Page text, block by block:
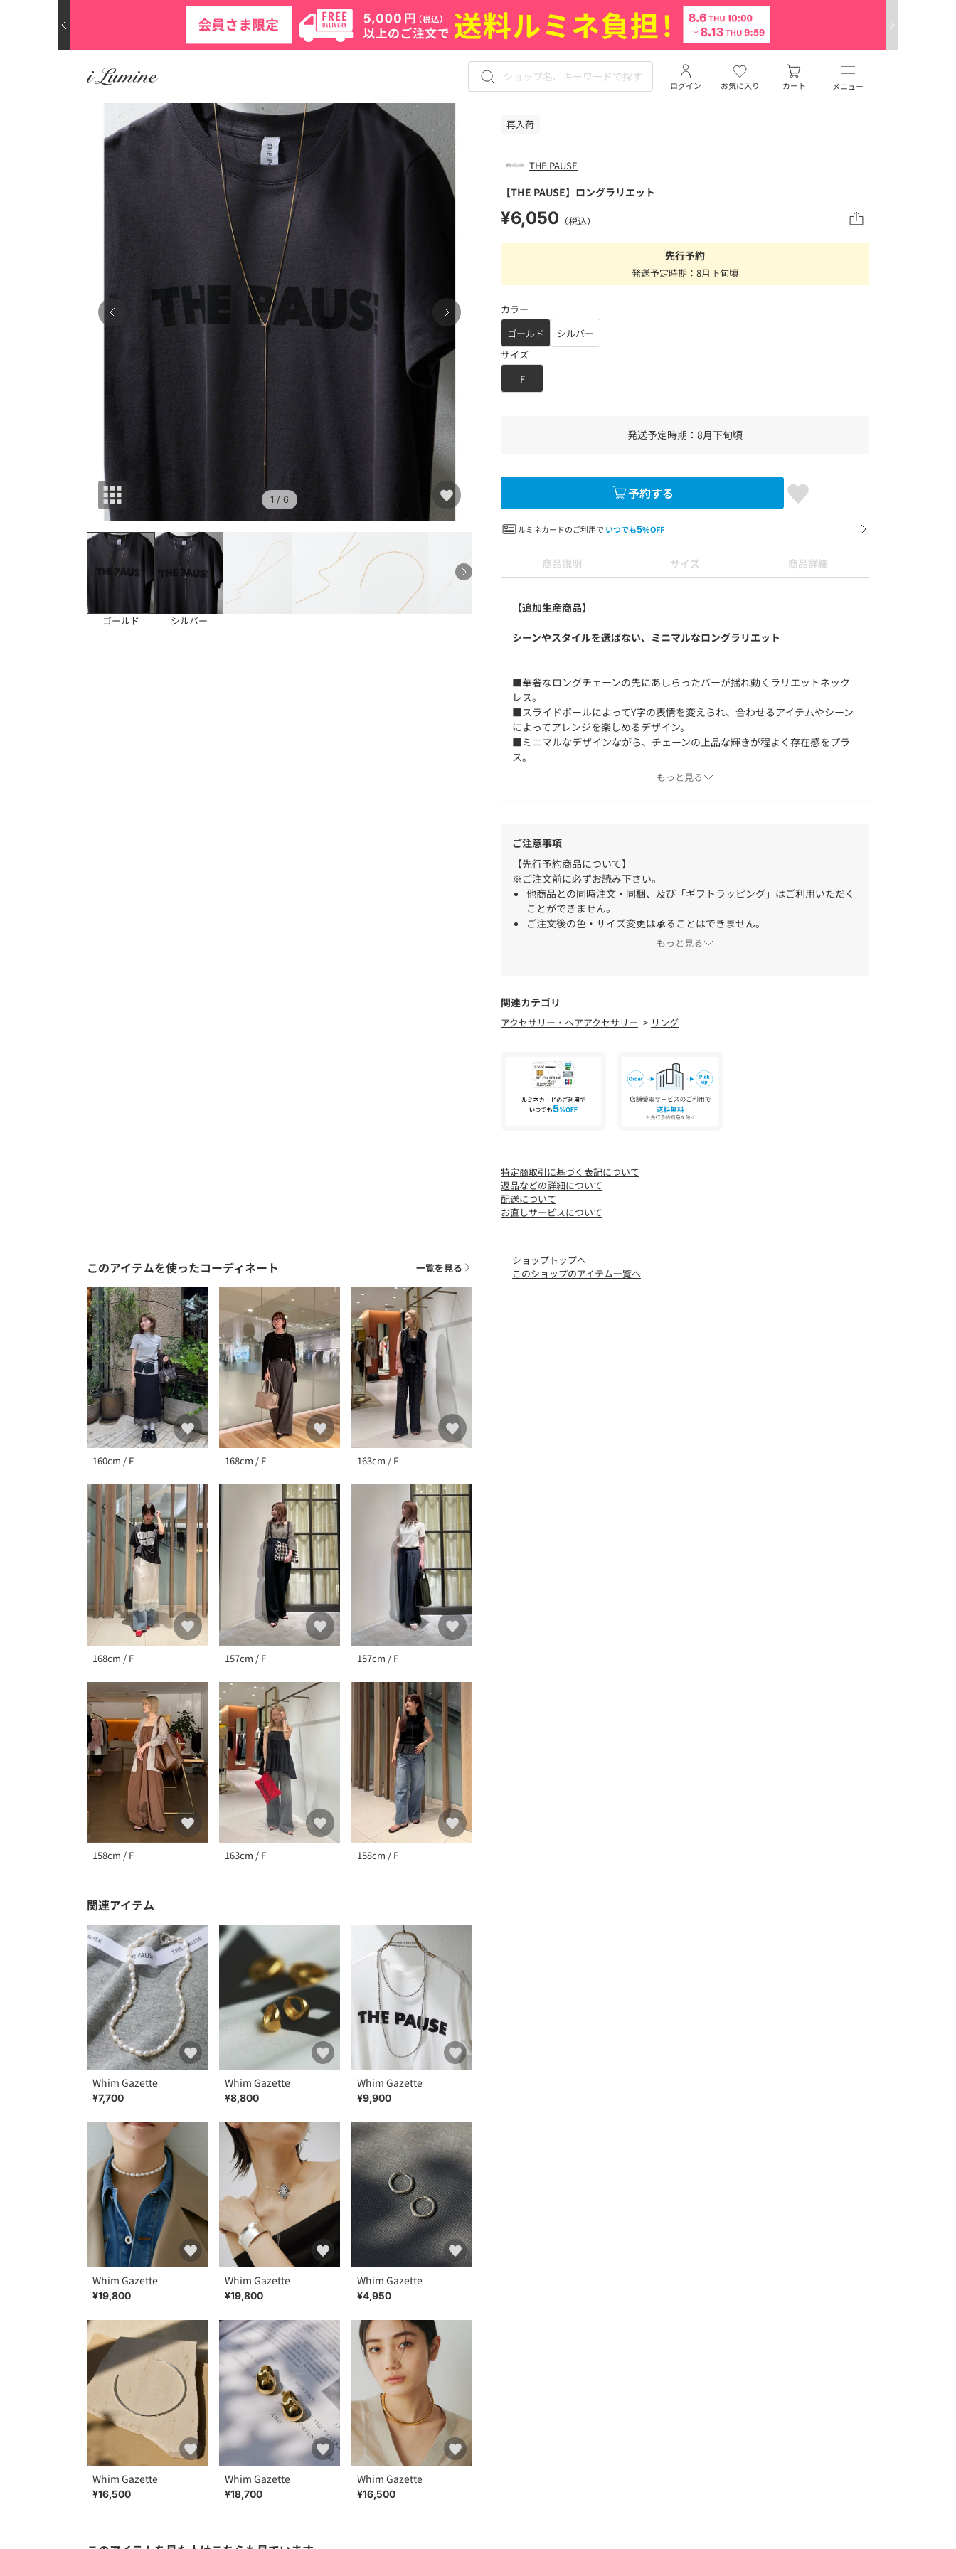
メニュー
お気に入り
ログイン カート
再入荷
1 / 6
ゴールド シルバー
THE PAUSE
【THE PAUSE】ロングラリエット
¥6,050 （税込）
先行予約
発送予定時期：8月下旬頃
カラー
ゴールド
シルバー
サイズ
F
発送予定時期：8月下旬頃
予約する
ルミネカードのご利用で いつでも5%OFF
商品説明 サイズ 商品詳細
【追加生産商品】
シーンやスタイルを選ばない、ミニマルなロングラリエット
■華奢なロングチェーンの先にあしらったバーが揺れ動くラリエットネック
レス。
■スライドボールによってY字の表情を変えられ、合わせるアイテムやシーン
によってアレンジを楽しめるデザイン。
■ミニマルなデザインながら、チェーンの上品な輝きが程よく存在感をプラ
ス。
■単品使いはもちろん、お手持ちのネックレスやチョーカーなどとの重ね付
流行を自分らしい発想で切り取ってコーディネートを遊ぶ。
色のグラデーション、ヴィンテージ感漂うワークアイテム・・・ ギャラリー
のようなクローゼットの中から 組み合わせをデザインするようにファッショ
ンを楽しむ。
そんな、自由なライフスタイルをもつ大人の女性にむけて 新しい感覚のカジ
ュアルスタイルを提案します。
あります。
また 、パソコンやスマートフォンのモニター環境などにより、色味が違って
見える場合がございます。
商品の色味は、スタジオ撮影の画像をご参照ください。
・入荷状況により、お届け予定が前後する場合があります。
・お客様への発送が店頭販売より遅れる場合があります。
・追加生産商品は、一部の店舗、通販で販売中の場合があります。
もっと見る
ご注意事項
【先行予約商品について】
※ご注文前に必ずお読み下さい。
他商品との同時注文・同梱、及び「ギフトラッピング」はご利用いただく
ことができません。
ご注文後の色・サイズ変更は承ることはできません。
注文から出荷までに期間が空く場合、クレジットカードの利用状況により
配達指定は希望時間帯のみとなります。配送希望日はご指定いただくこと
生産の都合により納期が変更になる場合がございます。
追加生産商品は、一部の店舗、通販で販売中の場合がございます。
納期の違う色・サイズを一緒に購入されますと、納期の遅い方に合わせて
の発送となりますので、予めご了承ください。
もっと見る
関連カテゴリ
アクセサリー・ヘアアクセサリー リング
特定商取引に基づく表記について
返品などの詳細について
配送について
お直しサービスについて
このアイテムを使ったコーディネート 一覧を見る
160cm / F 168cm / F 163cm / F
168cm / F 157cm / F 157cm / F
158cm / F 163cm / F 158cm / F
関連アイテム
Whim Gazette
¥7,700
Whim Gazette
¥8,800
Whim Gazette
¥9,900
Whim Gazette
¥19,800
Whim Gazette
¥19,800
Whim Gazette
¥4,950
Whim Gazette
¥16,500
Whim Gazette
¥18,700
Whim Gazette
¥16,500
ショップトップへ
このショップのアイテム一覧へ